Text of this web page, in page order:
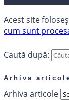
Acest site
cum sunt
Caută după:
Arhiva articole
Arhiva articole